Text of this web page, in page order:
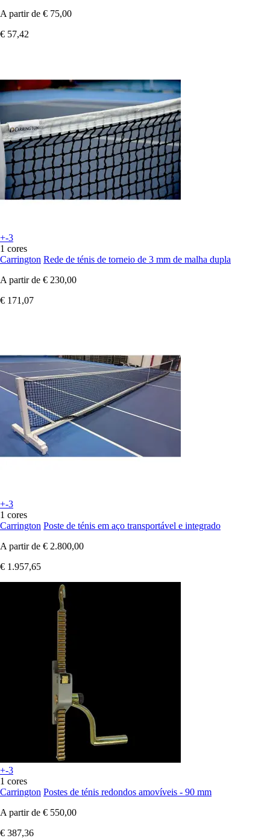
A partir de € 75,00
€ 57,42
+-3
1 cores
Carrington Rede de ténis de torneio de 3 mm de malha dupla
A partir de € 230,00
€ 171,07
+-3
1 cores
Carrington Poste de ténis em aço transportável e integrado
A partir de € 2.800,00
€ 1.957,65
+-3
1 cores
Carrington Postes de ténis redondos amovíveis - 90 mm
A partir de € 550,00
€ 387,36